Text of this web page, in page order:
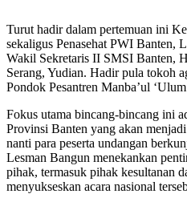
Turut hadir dalam pertemuan ini
sekaligus Penasehat PWI Banten,
Wakil Sekretaris II SMSI Banten,
Serang, Yudian. Hadir pula tokoh
Pondok Pesantren Manba’ul
Fokus utama bincang-bincang ini
Provinsi Banten yang akan
nanti para peserta undangan
Lesman Bangun menekankan
pihak, termasuk pihak kesultanan
menyukseskan acara nasional